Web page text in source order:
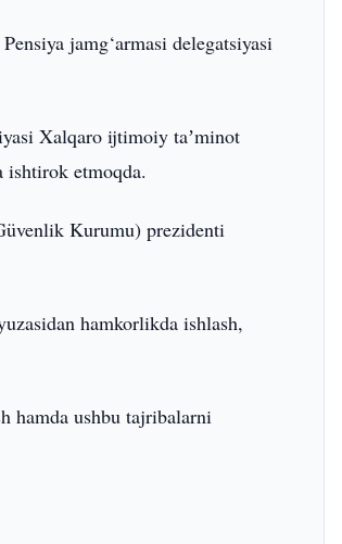
jamg‘armasi delegatsiyasi
Xalqaro ijtimoiy taʼminot
etmoqda.
Kurumu) prezidenti
hamkorlikda ishlash,
hamda ushbu tajribalarni